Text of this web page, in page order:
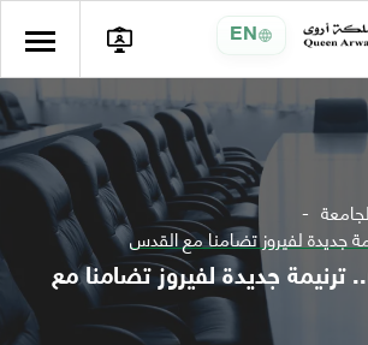
EN
جديدة لفيروز تضامنا مع القدس
ترنيمة جديدة لفيروز تضامنا مع